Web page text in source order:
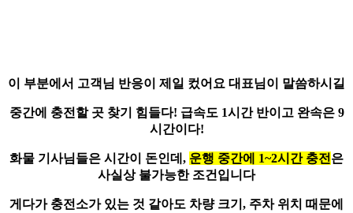
이 부분에서 고객님 반응이 제일 컸어요 대표님이 말씀하시길
중간에 충전할 곳 찾기 힘들다! 급속도 1시간 반이고 완속은 9
시간이다!
화물 기사님들은 시간이 돈인데, 운행 중간에 1~2시간 충전 은
사실상 불가능한 조건입니다
게다가 충전소가 있는 것 같아도 차량 크기, 주차 위치 때문에